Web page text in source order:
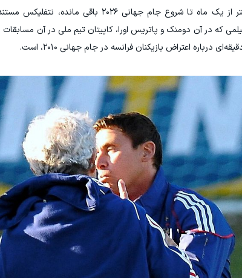
حالا که کمتر از یک ماه تا شروع جام